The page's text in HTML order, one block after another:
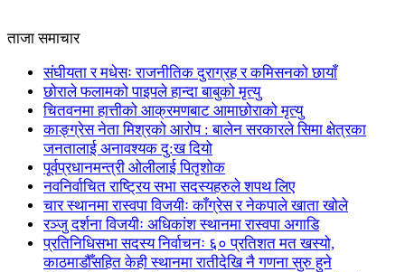
ताजा समाचार
संघीयता र मधेसः राजनीतिक दुराग्रह र कमिसनको छायाँ
छोराले फलामको पाइपले हान्दा बाबुको मृत्यु
चितवनमा हात्तीको आक्रमणबाट आमाछोराको मृत्यु
काङ्ग्रेस नेता मिश्रको आरोप : बालेन सरकारले सिमा क्षेत्रका
जनतालाई अनावश्यक दु:ख दियो
पूर्वप्रधानमन्त्री ओलीलाई पितृशोक
नवनिर्वाचित राष्ट्रिय सभा सदस्यहरुले शपथ लिए
चार स्थानमा रास्वपा विजयीः काँग्रेस र नेकपाले खाता खोले
रञ्जु दर्शना विजयीः अधिकांश स्थानमा रास्वपा अगाडि
प्रतिनिधिसभा सदस्य निर्वाचनः ६० प्रतिशत मत खस्यो,
काठमाडौँसहित केही स्थानमा रातीदेखि नै गणना सुरु हुने